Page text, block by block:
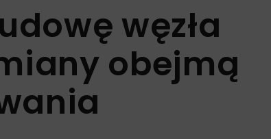
węzła
obejmą